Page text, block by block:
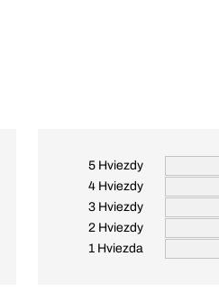
5 Hviezdy
4 Hviezdy
3 Hviezdy
2 Hviezdy
1 Hviezda